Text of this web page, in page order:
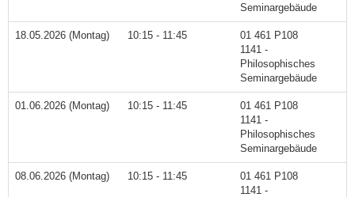
Seminargebäude
18.05.2026 (Montag) 10:15 - 11:45
01 461 P108
1141 -
Philosophisches
Seminargebäude
01.06.2026 (Montag) 10:15 - 11:45
01 461 P108
1141 -
Philosophisches
Seminargebäude
08.06.2026 (Montag) 10:15 - 11:45
01 461 P108
1141 -